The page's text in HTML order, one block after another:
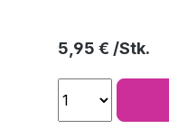
Regulärer Preis:
5,95 €